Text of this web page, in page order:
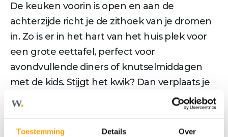
Toestemming Details Over
De keuken voorin is open en aan de
achterzijde richt je de zithoek van je dromen
in. Zo is er in het hart van het huis plek voor
een grote eettafel, perfect voor
avondvullende diners of knutselmiddagen
met de kids. Stijgt het kwik? Dan verplaats je
het leven naar buiten, wat hier dankzij de
openslaande deuren heel natuurlijk gaat. In
de tuin, met genoeg ruimte voor een